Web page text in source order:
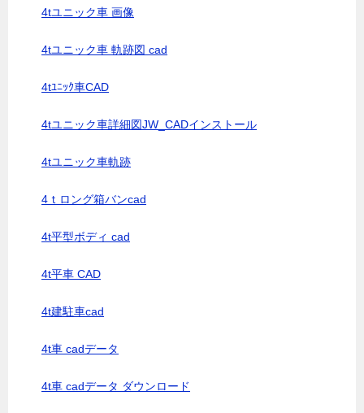
4tユニック車 画像
4tユニック車 軌跡図 cad
4tﾕﾆｯｸ車CAD
4tユニック車詳細図JW_CADインストール
4tユニック車軌跡
4ｔロング箱バンcad
4t平型ボディ cad
4t平車 CAD
4t建駐車cad
4t車 cadデータ
4t車 cadデータ ダウンロード